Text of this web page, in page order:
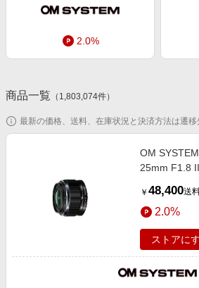
ファッション・インナー・小物
食品・スイーツ・お酒
家電・PC・スマホ・カメラ
スポーツ・アウトドア・ゴルフ
インテリア・寝具
初回購入者限定特典
新着ストアのご紹介
電子書籍特集
わくわく夏特集
Apple公式サイト×楽天カード分割払い
友達紹介
楽天IDでログイン/会員登録
2.0%
商品一覧 （ 1,803,074件）
最新の価格、送料、在庫状況と決済方法は遷移
OM
25mm F1.8 II
￥ 48,400送
2.0%
ストアに